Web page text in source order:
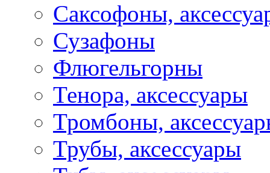
Саксофоны,
Сузафоны
Флюгельгорны
Тенора, аксессуары
Тромбоны,
Трубы, аксессуары